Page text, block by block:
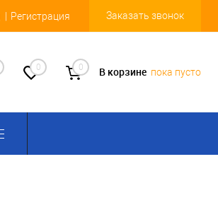
Регистрация Заказать звонок
0 0 В корзине пока пусто